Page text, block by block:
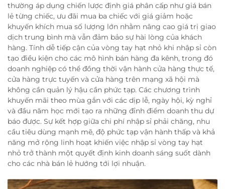
thường áp dụng chiến lược định giá phân cấp như giá bán
lẻ từng chiếc, ưu đãi mua ba chiếc với giá giảm hoặc
khuyến khích mua số lượng lớn nhằm nâng cao giá trị giao
dịch trung bình mà vẫn đảm bảo sự hài lòng của khách
hàng. Tính dễ tiếp cận của vòng tay hạt nhỏ khi nhập sỉ còn
tạo điều kiện cho các mô hình bán hàng đa kênh, trong đó
doanh nghiệp có thể đồng thời vận hành cửa hàng thực tế,
cửa hàng trực tuyến và cửa hàng trên mạng xã hội mà
không cần quản lý hậu cần phức tạp. Các chương trình
khuyến mãi theo mùa gắn với các dịp lễ, ngày hội, kỳ nghỉ
và đầu năm học mới tạo ra những đỉnh điểm doanh thu dự
báo được. Sự kết hợp giữa chi phí nhập sỉ phải chăng, nhu
cầu tiêu dùng mạnh mẽ, độ phức tạp vận hành thấp và khả
năng mở rộng linh hoạt khiến việc nhập sỉ vòng tay hạt
nhỏ trở thành một quyết định kinh doanh sáng suốt dành
cho các nhà bán lẻ hướng tới lợi nhuận.